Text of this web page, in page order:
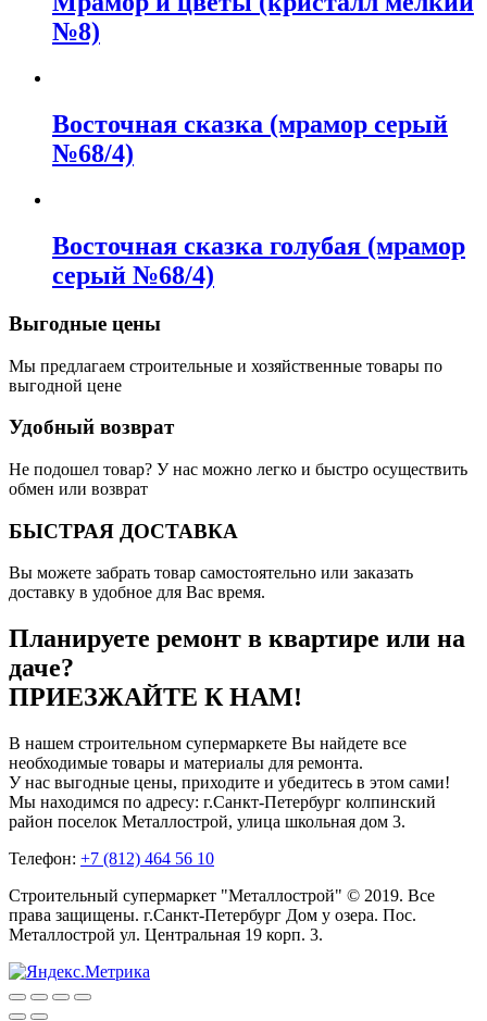
№8)
Восточная сказка (мрамор серый
№68/4)
Восточная сказка голубая (мрамор
серый №68/4)
Выгодные цены
Мы предлагаем строительные и хозяйственные товары по
выгодной цене
Удобный возврат
Не подошел товар? У нас можно легко и быстро осуществить
обмен или возврат
БЫСТРАЯ ДОСТАВКА
Вы можете забрать товар самостоятельно или заказать
доставку в удобное для Вас время.
Планируете ремонт в квартире или на
даче?
ПРИЕЗЖАЙТЕ К НАМ!
В нашем строительном супермаркете Вы найдете все
необходимые товары и материалы для ремонта.
У нас выгодные цены, приходите и убедитесь в этом сами!
Мы находимся по адресу: г.Санкт-Петербург колпинский
район поселок Металлострой, улица школьная дом 3.
Телефон: +7 (812) 464 56 10
Строительный супермаркет "Металлострой" © 2019. Все
права защищены. г.Санкт-Петербург Дом у озера. Пос.
Металлострой ул. Центральная 19 корп. 3.